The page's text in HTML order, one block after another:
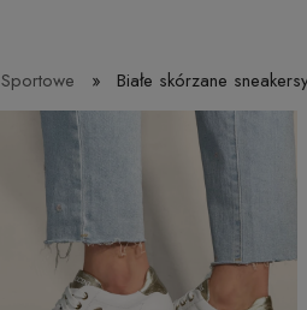
Sportowe » Białe skórzane